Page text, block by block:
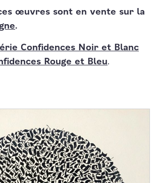
œuvres sont en vente sur la
.
Confidences Noir et Blanc
Rouge et Bleu.